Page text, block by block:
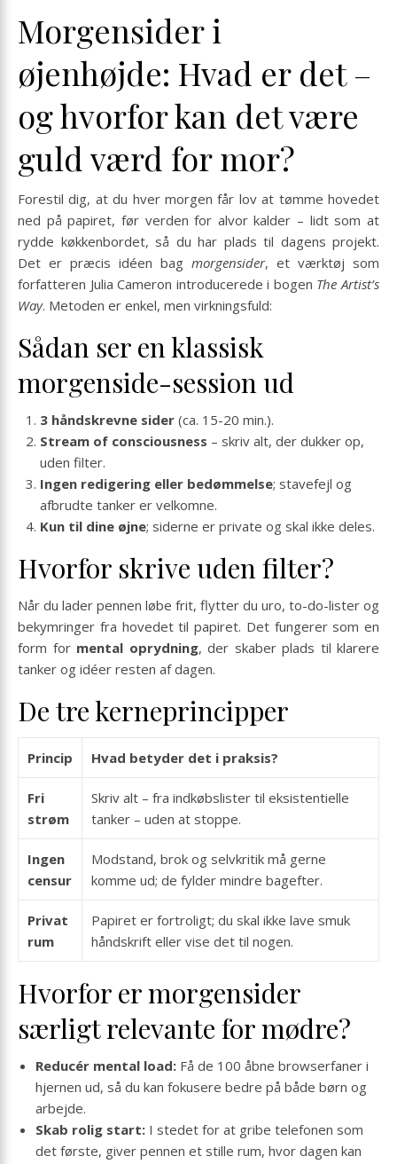
Morgensider i
øjenhøjde: Hvad er det –
og hvorfor kan det være
guld værd for mor?
Forestil dig, at du hver morgen får lov at tømme hovedet
ned på papiret, før verden for alvor kalder – lidt som at
rydde køkkenbordet, så du har plads til dagens projekt.
Det er præcis idéen bag morgensider, et værktøj som
forfatteren Julia Cameron introducerede i bogen The Artist’s
Way. Metoden er enkel, men virkningsfuld:
Sådan ser en klassisk
morgenside-session ud
3 håndskrevne sider (ca. 15-20 min.).
Stream of consciousness – skriv alt, der dukker op,
uden filter.
Ingen redigering eller bedømmelse; stavefejl og
afbrudte tanker er velkomne.
Kun til dine øjne; siderne er private og skal ikke deles.
Hvorfor skrive uden filter?
Når du lader pennen løbe frit, flytter du uro, to-do-lister og
bekymringer fra hovedet til papiret. Det fungerer som en
form for mental oprydning, der skaber plads til klarere
tanker og idéer resten af dagen.
De tre kerneprincipper
Princip Hvad betyder det i praksis?
Fri
strøm
Skriv alt – fra indkøbslister til eksistentielle
tanker – uden at stoppe.
Ingen
censur
Modstand, brok og selvkritik må gerne
komme ud; de fylder mindre bagefter.
Privat
rum
Papiret er fortroligt; du skal ikke lave smuk
håndskrift eller vise det til nogen.
Hvorfor er morgensider
særligt relevante for mødre?
Reducér mental load: Få de 100 åbne browserfaner i
hjernen ud, så du kan fokusere bedre på både børn og
arbejde.
Skab rolig start: I stedet for at gribe telefonen som
det første, giver pennen et stille rum, hvor dagen kan